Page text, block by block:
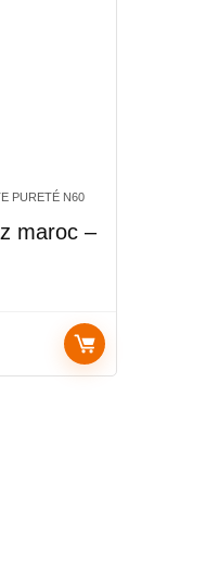
PURETÉ N60
maroc –